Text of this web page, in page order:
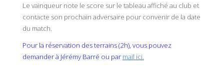
Le vainqueur note le score sur le tableau affiché au club et
contacte son prochain adversaire pour convenir de la date
du match.
Pour la réservation des terrains (2h), vous pouvez
demander à Jérémy Barré ou par mail ici